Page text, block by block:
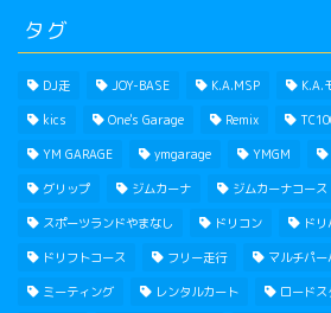
タグ
DJ走 JOY-BASE K.A.MSP K.A.
kics One's Garage Remix
YM GARAGE ymgarage YMGM
グリップ ジムカーナ ジムカーナコース
スポーツランドやまなし ドリコン ドリ
ドリフトコース フリー走行 マルチパ
ミーティング レンタルカート ロードス